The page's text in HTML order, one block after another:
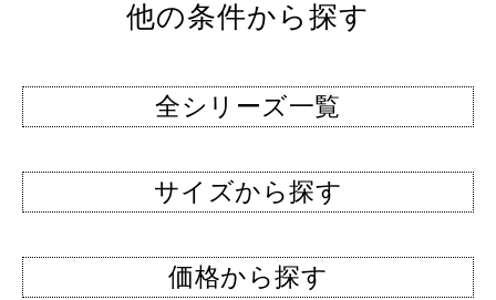
他の条件から探す
全シリーズ一覧
サイズから探す
価格から探す